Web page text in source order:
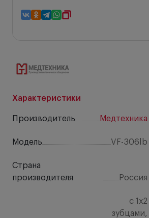
Характеристики
Производитель Медтехника
Модель VF-306lb
Страна
производителя
Россия
с 1х2
зубцами,